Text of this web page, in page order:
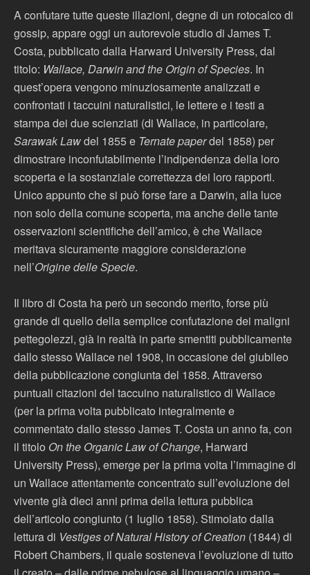
A confutare tutte queste illazioni, degne di un rotocalco di
gossip, appare oggi un autorevole studio di James T.
Costa, pubblicato dalla Harward University Press, dal
titolo: Wallace, Darwin and the Origin of Species. In
quest’opera vengono minuziosamente analizzati e
confrontati i taccuini naturalistici, le lettere e i testi a
stampa dei due scienziati (di Wallace, in particolare,
Sarawak Lawdel 1855 e Ternate paperdel 1858) per
dimostrare inconfutabilmente l’indipendenza della loro
scoperta e la sostanziale correttezza dei loro rapporti.
Unico appunto che si può forse fare a Darwin, alla luce
non solo della comune scoperta, ma anche delle tante
osservazioni scientifiche dell’amico, è che Wallace
meritava sicuramente maggiore considerazione
nell’Origine delle Specie.
Il libro di Costa ha però un secondo merito, forse più
grande di quello della semplice confutazione dei maligni
pettegolezzi, già in realtà in parte smentiti pubblicamente
dallo stesso Wallace nel 1908, in occasione del giubileo
della pubblicazione congiunta del 1858. Attraverso
puntuali citazioni del taccuino naturalistico di Wallace
(per la prima volta pubblicato integralmente e
commentato dallo stesso James T. Costa un anno fa, con
il titolo On the Organic Law of Change, Harward
University Press), emerge per la prima volta l’immagine di
un Wallace attentamente concentrato sull’evoluzione del
vivente già dieci anni prima della lettura pubblica
dell’articolo congiunto (1 luglio 1858). Stimolato dalla
lettura di Vestiges of Natural History of Creation (1844) di
Robert Chambers, il quale sosteneva l’evoluzione di tutto